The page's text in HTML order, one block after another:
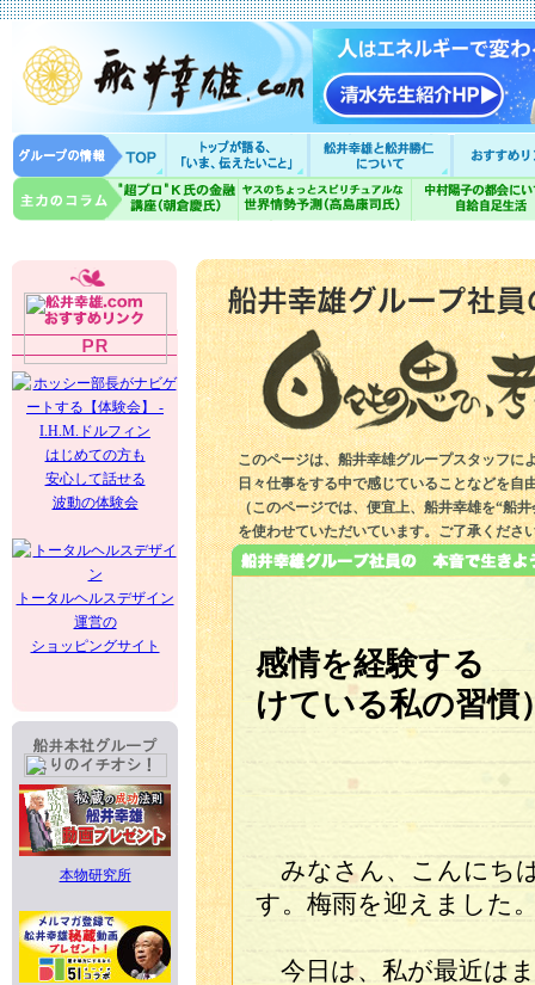
はじめての方も
安心して話せる
波動の体験会
トータルヘルスデザイン
運営の
ショッピングサイト
本物研究所
このページは、船井幸雄グループスタッフに
日々仕事をする中で感じていることなどを自
（このページでは、便宜上、船井幸雄を“船
を使わせていただいています。ご了承くださ
感情を経験する
けている私の習慣
みなさん、こんにち
す。梅雨を迎えました
今日は、私が最近は